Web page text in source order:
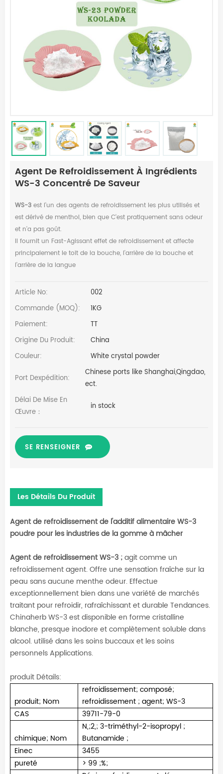
Agent De Refroidissement À Ingrédients
WS-3 Concentré De Saveur
WS-3 est l'un des agents de refroidissement les plus utilisés et
est dérivé de menthol, bien que C'est pratiquement sans odeur
et n'a pas goût.
Il fournit un Fast-Agissant effet de refroidissement et affecte
principalement le toit de la bouche, l'arrière de la bouche et
l'arrière de la langue
Article No:
002
Commande (MOQ):
1KG
Paiement:
TT
Origine Du Produit:
China
Couleur:
White crystal powder
Port Dexpédition:
Chinese ports like Shanghai,Qingdao,
ect.
Délai De Mise En
Œuvre：
in stock
SE RENSEIGNER
Les Détails Du Produit
Agent de refroidissement de l'additif alimentaire WS-3
poudre pour les industries de la gomme à mâcher
Agent de refroidissement WS-3 ;agit comme un
refroidissement agent. Offre une sensation fraîche sur la
peau sans aucune menthe odeur. Effectue
exceptionnellement bien dans une variété de marchés
traitant pour refroidir, rafraîchissant et durable Tendances.
Chinaherb WS-3 est disponible en forme cristalline
blanche, presque inodore et complètement soluble dans
alcool. utilisé dans les soins buccaux et les soins
personnels Applications.
produit Détails:
produit; Nom
refroidissement; composé;
refroidissement ; agent; WS-3
CAS
39711-79-0
chimique; Nom
N,;2,; 3-triméthyl-2-isopropyl ;
Butanamide ;
Einec
3455
pureté
> 99 ;%;